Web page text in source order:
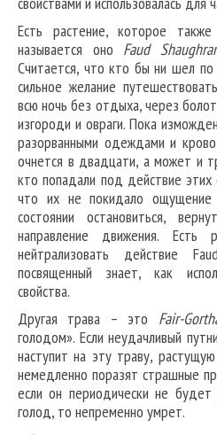
Есть растение, которое
называется оно Faud
Считается, что кто бы ни шел по
сильное желание
всю ночь без отдыха, через
изгороди и овраги. Пока
разорванными одеждами и
очнется в двадцати, а может и
кто попадали под действие этих
что их не покидало
состоянии остановиться,
направление движения. Есть
нейтрализовать действие
посвященный знает, как
свойства.
Другая трава – это Fair-
голодом». Если неудачливый
наступит на эту траву,
немедленно поразят страшные
если он периодически не
голод, то непременно умрет.